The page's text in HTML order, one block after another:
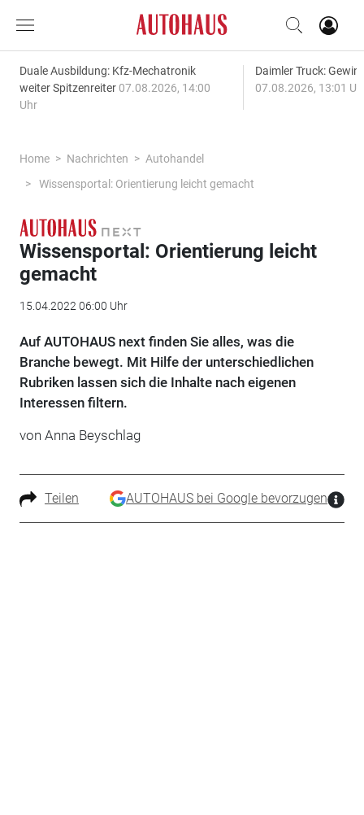
Duale Ausbildung: Kfz-Mechatronik
weiter Spitzenreiter 07.08.2026, 14:00
Uhr
Daimler Truck:
07.08.2026, 13:01
Home Nachrichten
Autohandel
Wissensportal: Orientierung leicht gemacht
Wissensportal: Orientierung leicht
gemacht
15.04.2022 06:00 Uhr
Auf AUTOHAUS next finden Sie alles, was die
Branche bewegt. Mit Hilfe der unterschiedlichen
Rubriken lassen sich die Inhalte nach eigenen
Interessen filtern.
von Anna Beyschlag
Teilen AUTOHAUS bei Google bevorzugen